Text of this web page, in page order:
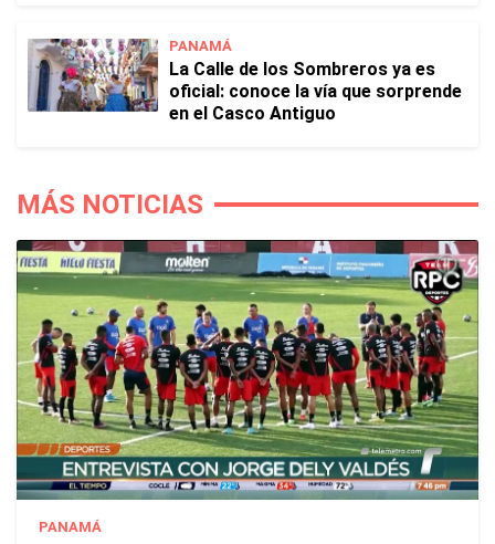
PANAMÁ
La Calle de los Sombreros ya es
oficial: conoce la vía que sorprende
en el Casco Antiguo
MÁS NOTICIAS
PANAMÁ